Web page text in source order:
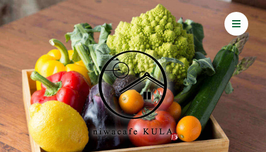
About KULA
Food & Drink
Multi-purpose space